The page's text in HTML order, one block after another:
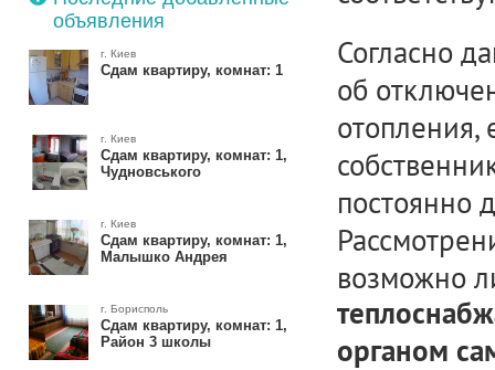
объявления
г. Киев
Сдам квартиру, комнат: 1
г. Киев
Сдам квартиру, комнат: 1,
Чудновського
г. Киев
Сдам квартиру, комнат: 1,
Малышко Андрея
г. Борисполь
Сдам квартиру, комнат: 1,
Район 3 школы
Согласно
об
отопления,
постоянно
возможно
органом